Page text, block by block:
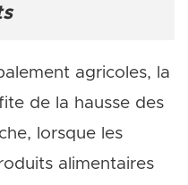
agricoles, la
de la hausse des
lorsque les
alimentaires